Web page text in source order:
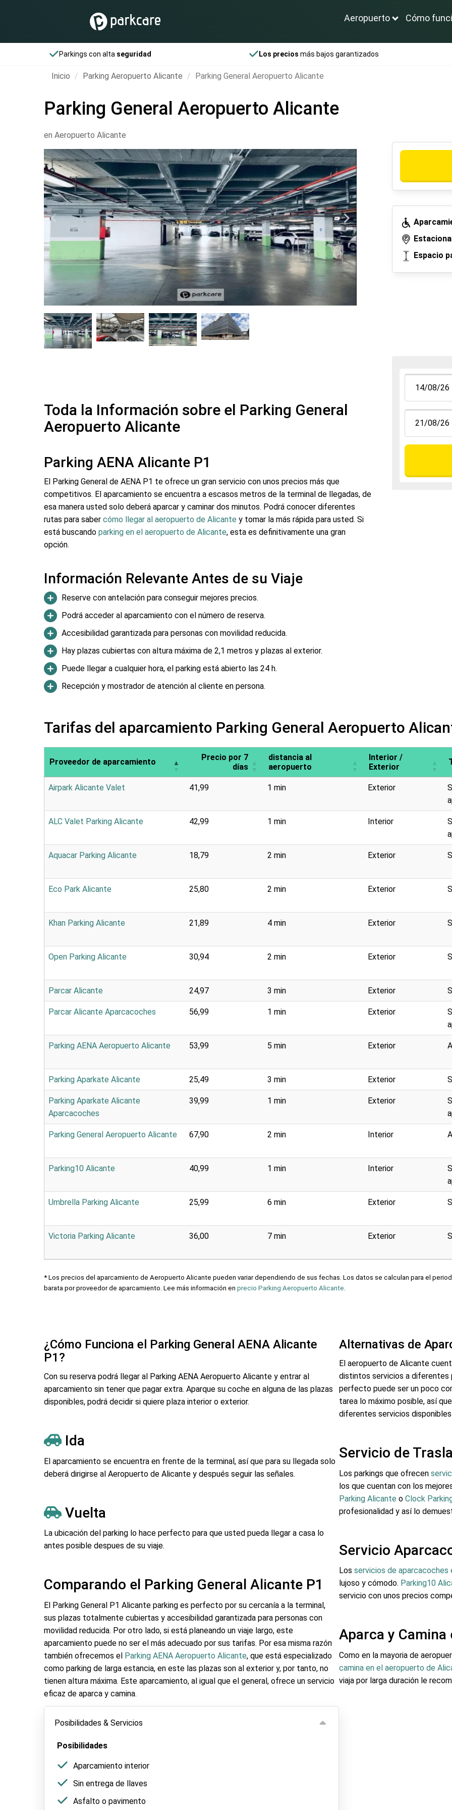
Aeropuerto Cómo
Parkings con alta seguridad Los precios más bajos garantizados
Inicio Parking Aeropuerto Alicante Parking General Aeropuerto Alicante
Parking General Aeropuerto Alicante
en Aeropuerto Alicante
Espacio
Toda la Información sobre el Parking General
Aeropuerto Alicante
Parking AENA Alicante P1
El Parking General de AENA P1 te ofrece un gran servicio con unos precios más que
competitivos. El aparcamiento se encuentra a escasos metros de la terminal de llegadas, de
esa manera usted solo deberá aparcar y caminar dos minutos. Podrá conocer diferentes
rutas para saber cómo llegar al aeropuerto de Alicante y tomar la más rápida para usted. Si
está buscando parking en el aeropuerto de Alicante, esta es definitivamente una gran
opción.
Información Relevante Antes de su Viaje
Reserve con antelación para conseguir mejores precios.
Podrá acceder al aparcamiento con el número de reserva.
Accesibilidad garantizada para personas con movilidad reducida.
Hay plazas cubiertas con altura máxima de 2,1 metros y plazas al exterior.
Puede llegar a cualquier hora, el parking está abierto las 24 h.
Recepción y mostrador de atención al cliente en persona.
Tarifas del aparcamiento Parking General Aeropuerto
Proveedor de aparcamiento
Precio por 7
días
distancia al
aeropuerto
Interior /
Exterior
Airpark Alicante Valet 41,99 1 min Exterior
ALC Valet Parking Alicante 42,99 1 min Interior
Aquacar Parking Alicante 18,79 2 min Exterior
Eco Park Alicante 25,80 2 min Exterior
Khan Parking Alicante 21,89 4 min Exterior
Open Parking Alicante 30,94 2 min Exterior
Parcar Alicante 24,97 3 min Exterior
Parcar Alicante Aparcacoches 56,99 1 min Exterior
Parking AENA Aeropuerto Alicante 53,99 5 min Exterior
Parking Aparkate Alicante 25,49 3 min Exterior
Parking Aparkate Alicante
Aparcacoches
39,99 1 min Exterior
Parking General Aeropuerto Alicante 67,90 2 min Interior
Parking10 Alicante 40,99 1 min Interior
Umbrella Parking Alicante 25,99 6 min Exterior
Victoria Parking Alicante 36,00 7 min Exterior
* Los precios del aparcamiento de Aeropuerto Alicante pueden variar dependiendo de sus fechas. Los datos se calculan para el
barata por proveedor de aparcamiento. Lee más información en precio Parking Aeropuerto Alicante.
¿Cómo Funciona el Parking General AENA Alicante
P1?
Con su reserva podrá llegar al Parking AENA Aeropuerto Alicante y entrar al
aparcamiento sin tener que pagar extra. Aparque su coche en alguna de las plazas
disponibles, podrá decidir si quiere plaza interior o exterior.
Ida
El aparcamiento se encuentra en frente de la terminal, así que para su llegada solo
deberá dirigirse al Aeropuerto de Alicante y después seguir las señales.
Vuelta
La ubicación del parking lo hace perfecto para que usted pueda llegar a casa lo
antes posible despues de su viaje.
Comparando el Parking General Alicante P1
El Parking General P1 Alicante parking es perfecto por su cercanía a la terminal,
sus plazas totalmente cubiertas y accesibilidad garantizada para personas con
movilidad reducida. Por otro lado, si está planeando un viaje largo, este
aparcamiento puede no ser el más adecuado por sus tarifas. Por esa misma razón
también ofrecemos el Parking AENA Aeropuerto Alicante, que está especializado
como parking de larga estancia, en este las plazas son al exterior y, por tanto, no
tienen altura máxima. Este aparcamiento, al igual que el general, ofrece un servicio
eficaz de aparca y camina.
Posibilidades & Servicios
Posibilidades
Aparcamiento interior
Sin entrega de llaves
Asfalto o pavimento
Alternativas de
El aeropuerto de Alicante
distintos servicios a diferentes
perfecto puede ser un poco
tarea lo máximo posible, así
diferentes servicios
Servicio de
Los parkings que ofrecen
los que cuentan con los
Parking Alicante o Clock
profesionalidad y así lo
Servicio
Los servicios de
lujoso y cómodo. Parking10
servicio con unos precios
Aparca y
Como en la mayoria de
camina en el aeropuerto de
viaja por larga duración le